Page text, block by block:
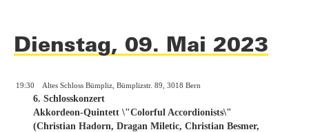
Dienstag, 09. Mai 2023
19:30 Altes Schloss Bümpliz, Bümplizstr. 89, 3018 Bern
6. Schlosskonzert
Akkordeon-Quintett \"Colorful Accordionists\"
(Christian Hadorn, Dragan Miletic, Christian Besmer,